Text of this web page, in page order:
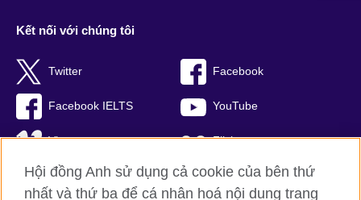
Kết nối với chúng tôi
Twitter Facebook
Facebook IELTS YouTube
Vimeo Flickr
RSS TikTok
Hội đồng Anh sử dụng cả cookie của bên thứ
nhất và thứ ba để cá nhân hoá nội dung trang